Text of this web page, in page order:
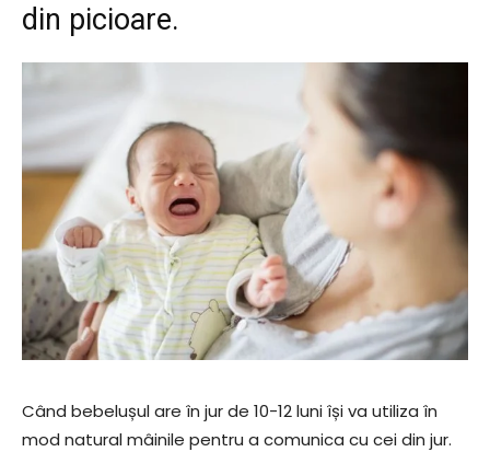
din picioare.
Când bebelușul are în jur de 10-12 luni își va utiliza în
mod natural mâinile pentru a comunica cu cei din jur.